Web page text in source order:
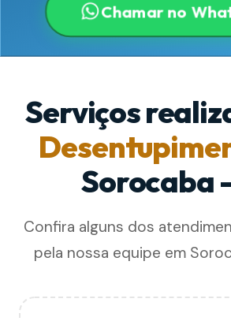
Chamar no
Serviços
Sorocaba
Confira alguns dos
pela nossa equipe em